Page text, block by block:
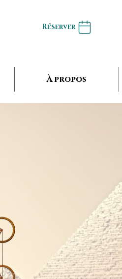
Réserver
À propos